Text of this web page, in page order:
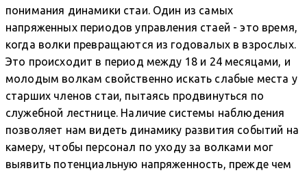
понимания динамики стаи. Один из самых
напряженных периодов управления стаей - это время,
когда волки превращаются из годовалых в взрослых.
Это происходит в период между 18 и 24 месяцами, и
молодым волкам свойственно искать слабые места у
старших членов стаи, пытаясь продвинуться по
служебной лестнице. Наличие системы наблюдения
позволяет нам видеть динамику развития событий на
камеру, чтобы персонал по уходу за волками мог
выявить потенциальную напряженность, прежде чем